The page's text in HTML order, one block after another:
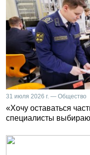
31 июля 2026 г. — Общество
«Хочу оставаться
специалисты